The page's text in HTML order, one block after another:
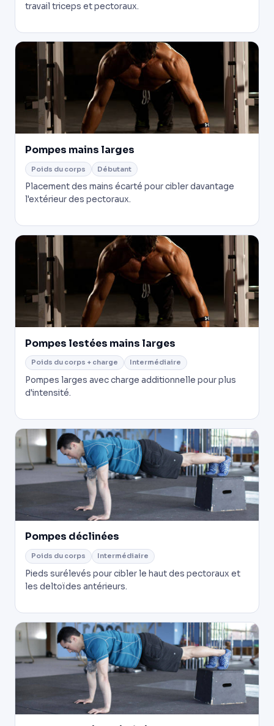
travail triceps et pectoraux.
Pompes mains larges
Poids du corps Débutant
Placement des mains écarté pour cibler davantage
l'extérieur des pectoraux.
Pompes lestées mains larges
Poids du corps + charge Intermédiaire
Pompes larges avec charge additionnelle pour plus
d'intensité.
Pompes déclinées
Poids du corps Intermédiaire
Pieds surélevés pour cibler le haut des pectoraux et
les deltoïdes antérieurs.